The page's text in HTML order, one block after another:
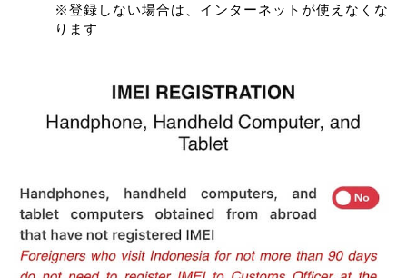
※登録しない場合は、インターネットが使えなくな
ります